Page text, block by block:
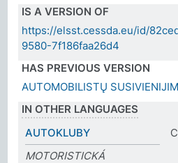
IS A VERSION OF
https://elsst.cessda.eu/id/
9580-7f186faa26d4
HAS PREVIOUS VERSION
AUTOMOBILISTŲ
IN OTHER LANGUAGES
AUTOKLUBY
MOTORISTICKÁ